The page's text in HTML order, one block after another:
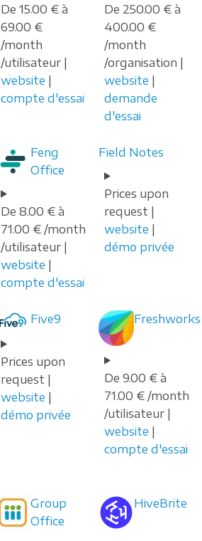
De 15.00 € à
69.00 €
/month
/utilisateur |
website |
compte d'essai
De 250.00 € à
400.00 €
/month
/organisation |
website |
demande
d'essai
Feng
Office
De 8.00 € à
71.00 € /month
/utilisateur |
website |
compte d'essai
Field Notes
Prices upon
request |
website |
démo privée
Five9
Prices upon
request |
website |
démo privée
Freshworks
De 9.00 € à
71.00 € /month
/utilisateur |
website |
compte d'essai
Group
Office
HiveBrite